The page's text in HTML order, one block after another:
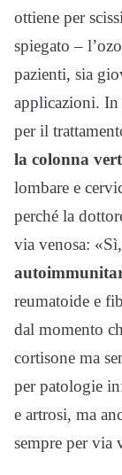
ottiene per
spiegato –
pazienti, sia
applicazioni. In
per il
la colonna
lombare e
perché la
via venosa:
reumatoide e
dal momento
cortisone ma
per patologie
e artrosi, ma
sempre per via